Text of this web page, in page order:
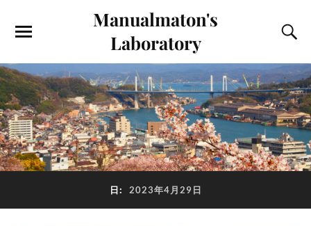
Manualmaton's
Laboratory
日: 2023年4月29日